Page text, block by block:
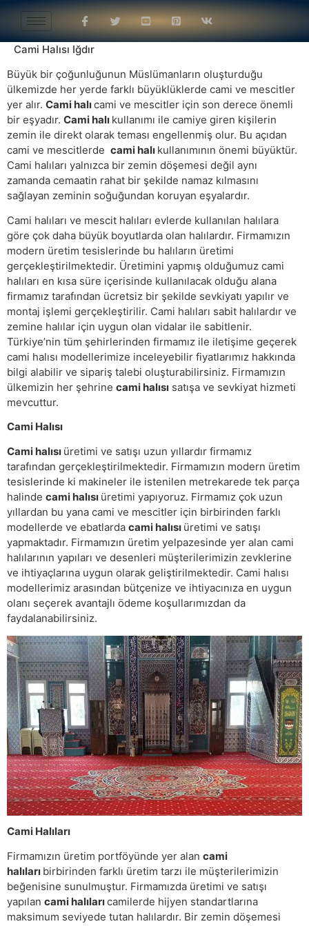
Cami Halısı Iğdır
Büyük bir çoğunluğunun Müslümanların oluşturduğu
ülkemizde her yerde farklı büyüklüklerde cami ve mescitler
yer alır. Cami halıcami ve mescitler için son derece önemli
bir eşyadır. Cami halı kullanımı ile camiye giren kişilerin
zemin ile direkt olarak teması engellenmiş olur. Bu açıdan
cami ve mescitlerde cami halı kullanımının önemi büyüktür.
Cami halıları yalnızca bir zemin döşemesi değil aynı
zamanda cemaatin rahat bir şekilde namaz kılmasını
sağlayan zeminin soğuğundan koruyan eşyalardır.
Cami halıları ve mescit halıları evlerde kullanılan halılara
göre çok daha büyük boyutlarda olan halılardır. Firmamızın
modern üretim tesislerinde bu halıların üretimi
gerçekleştirilmektedir. Üretimini yapmış olduğumuz cami
halıları en kısa süre içerisinde kullanılacak olduğu alana
firmamız tarafından ücretsiz bir şekilde sevkiyatı yapılır ve
montaj işlemi gerçekleştirilir. Cami halıları sabit halılardır ve
zemine halılar için uygun olan vidalar ile sabitlenir.
Türkiye’nin tüm şehirlerinden firmamız ile iletişime geçerek
cami halısı modellerimize inceleyebilir fiyatlarımız hakkında
bilgi alabilir ve sipariş talebi oluşturabilirsiniz. Firmamızın
ülkemizin her şehrine cami halısı satışa ve sevkiyat hizmeti
mevcuttur.
Cami Halısı
Cami halısı üretimi ve satışı uzun yıllardır firmamız
tarafından gerçekleştirilmektedir. Firmamızın modern üretim
tesislerinde ki makineler ile istenilen metrekarede tek parça
halinde cami halısı üretimi yapıyoruz. Firmamız çok uzun
yıllardan bu yana cami ve mescitler için birbirinden farklı
modellerde ve ebatlarda cami halısı üretimi ve satışı
yapmaktadır. Firmamızın üretim yelpazesinde yer alan cami
halılarının yapıları ve desenleri müşterilerimizin zevklerine
ve ihtiyaçlarına uygun olarak geliştirilmektedir. Cami halısı
modellerimiz arasından bütçenize ve ihtiyacınıza en uygun
olanı seçerek avantajlı ödeme koşullarımızdan da
faydalanabilirsiniz.
Cami Halıları
Firmamızın üretim portföyünde yer alan cami
halıları birbirinden farklı üretim tarzı ile müşterilerimizin
beğenisine sunulmuştur. Firmamızda üretimi ve satışı
yapılan cami halılarıcamilerde hijyen standartlarına
maksimum seviyede tutan halılardır. Bir zemin döşemesi